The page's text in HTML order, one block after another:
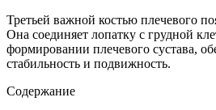
Третьей важной костью плечевого
Она соединяет лопатку с грудной
формировании плечевого сустава,
стабильность и подвижность.
Содержание